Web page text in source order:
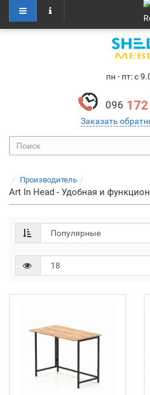
пн - пт: с
096
Заказать
Производитель
Art In Head - Удобная и